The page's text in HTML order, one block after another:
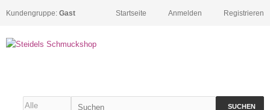
Kundengruppe: Gast Registrieren
Anmelden
Startseite
SUCHEN